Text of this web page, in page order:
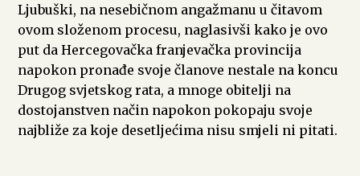
Ljubuški, na nesebičnom angažmanu u čitavom
ovom složenom procesu, naglasivši kako je ovo
put da Hercegovačka franjevačka provincija
napokon pronađe svoje članove nestale na koncu
Drugog svjetskog rata, a mnoge obitelji na
dostojanstven način napokon pokopaju svoje
najbliže za koje desetljećima nisu smjeli ni pitati.